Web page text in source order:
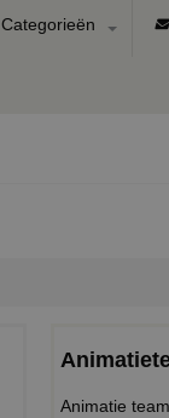
Categorieën
Animatie